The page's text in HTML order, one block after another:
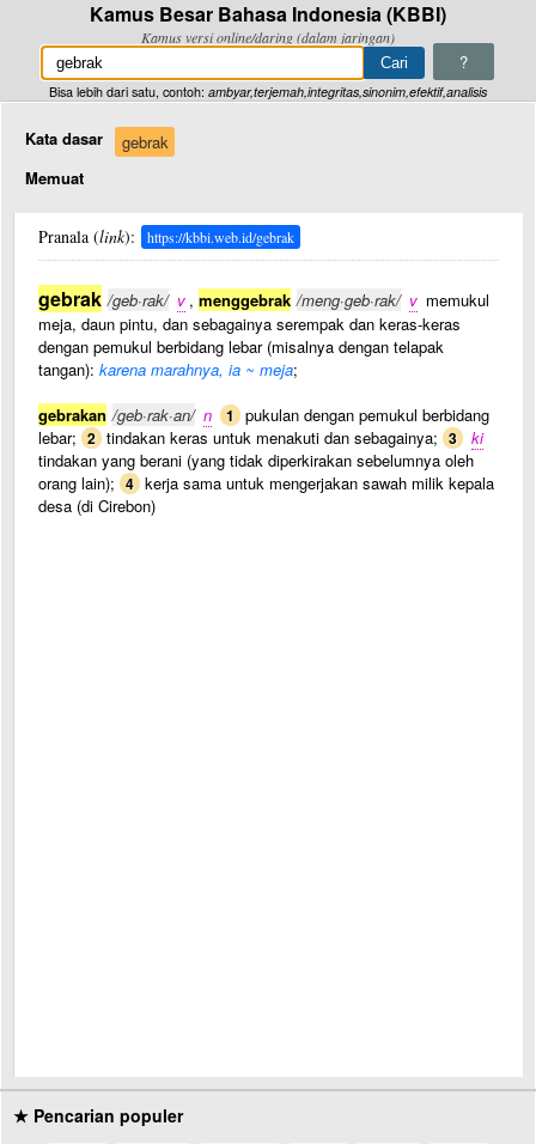
Kamus Besar Bahasa Indonesia (KBBI)
Kamus versi online/daring (dalam jaringan)
?
Bisa lebih dari satu, contoh: ambyar,terjemah,integritas,sinonim,efektif,analisis
Kata dasar
gebrak
Memuat
Pranala (link): https://kbbi.web.id/gebrak
gebrak /geb·rak/ v , menggebrak /meng·geb·rak/ v memukul
meja, daun pintu, dan sebagainya serempak dan keras-keras
dengan pemukul berbidang lebar (misalnya dengan telapak
tangan): karena marahnya, ia ~ meja;
gebrakan /geb·rak·an/ n 1 pukulan dengan pemukul berbidang
lebar; 2 tindakan keras untuk menakuti dan sebagainya; 3
ki
tindakan yang berani (yang tidak diperkirakan sebelumnya oleh
orang lain); 4 kerja sama untuk mengerjakan sawah milik kepala
desa (di Cirebon)
★ Pencarian populer